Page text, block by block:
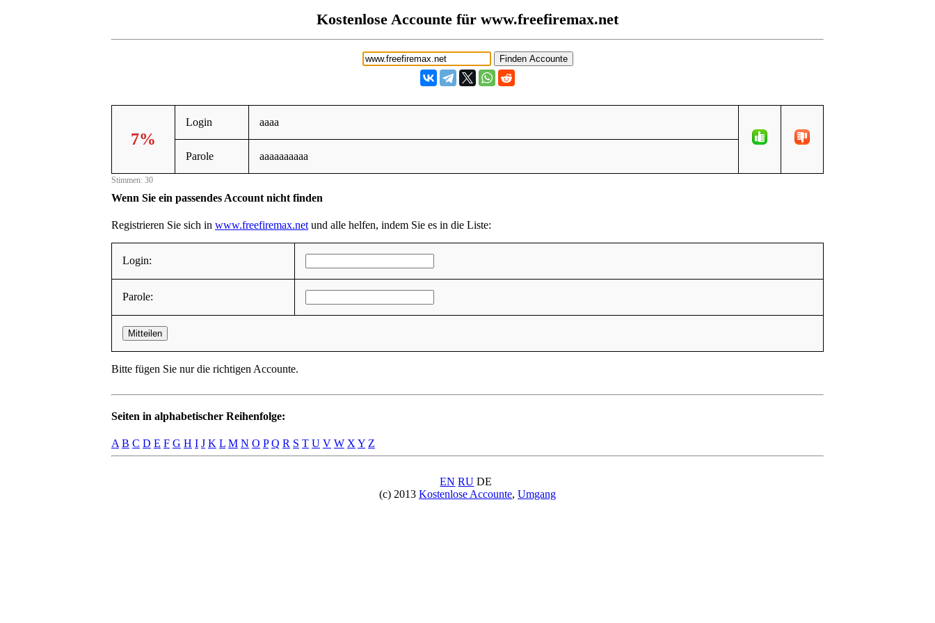
Kostenlose Accounte für www.freefiremax.net
7%
Login aaaa
Parole aaaaaaaaaa
Stimmen: 30
Wenn Sie ein passendes Account nicht finden
Registrieren Sie sich in www.freefiremax.net und alle helfen, indem Sie es in die Liste:
Login:
Parole:
Mitteilen
Bitte fügen Sie nur die richtigen Accounte.
Seiten in alphabetischer Reihenfolge:
A B C D E F G H I J K L M N O P Q R S T U V W XY Z
EN RU DE
(c) 2013 Kostenlose Accounte, Umgang